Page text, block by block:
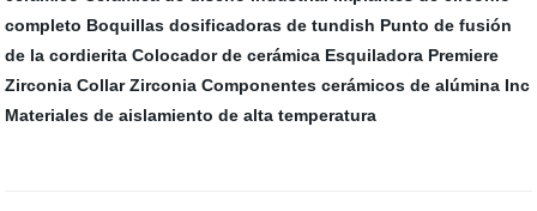
completo Boquillas dosificadoras de tundish Punto de fusión
de la cordierita Colocador de cerámica Esquiladora Premiere
Zirconia Collar Zirconia Componentes cerámicos de alúmina Inc
Materiales de aislamiento de alta temperatura